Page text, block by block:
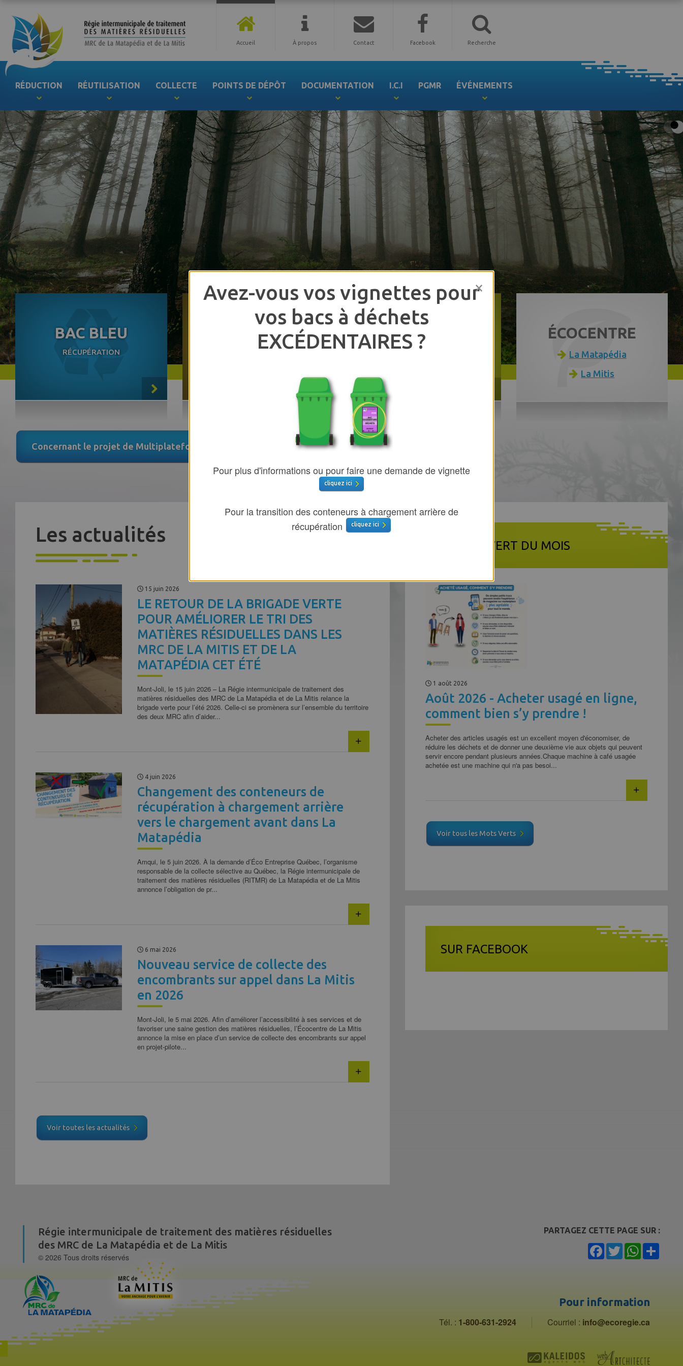
Accueil À propos Contact Facebook Recherche
RÉDUCTION RÉUTILISATION COLLECTE POINTS DE DÉPÔT DOCUMENTATION I.C.I PGMR ÉVÉNEMENTS
BAC BLEU
RÉCUPÉRATION
BAC BRUN
MATIÈRES ORGANIQUES
OUTIL D'AIDE AU
TRI
ÉCOCENTRE
La Matapédia
La Mitis
Concernant le projet de Multiplateforme de Saint-Moïse, cliquez ici
Les actualités
15 juin 2026
LE RETOUR DE LA BRIGADE VERTE
POUR AMÉLIORER LE TRI DES
MATIÈRES RÉSIDUELLES DANS LES
MRC DE LA MITIS ET DE LA
MATAPÉDIA CET ÉTÉ
Mont-Joli, le 15 juin 2026 – La Régie intermunicipale de traitement des
matières résiduelles des MRC de La Matapédia et de La Mitis relance la
brigade verte pour l’été 2026. Celle-ci se promènera sur l’ensemble du territoire
des deux MRC afin d’aider...
4 juin 2026
Changement des conteneurs de
récupération à chargement arrière
vers le chargement avant dans La
Matapédia
Amqui, le 5 juin 2026. À la demande d’Éco Entreprise Québec, l’organisme
responsable de la collecte sélective au Québec, la Régie intermunicipale de
traitement des matières résiduelles (RITMR) de La Matapédia et de La Mitis
annonce l’obligation de pr...
6 mai 2026
Nouveau service de collecte des
encombrants sur appel dans La Mitis
en 2026
Mont-Joli, le 5 mai 2026. Afin d’améliorer l’accessibilité à ses services et de
favoriser une saine gestion des matières résiduelles, l’Écocentre de La Mitis
annonce la mise en place d’un service de collecte des encombrants sur appel
en projet-pilote...
Voir toutes les actualités
LE MOT VERT DU MOIS
1 août 2026
Août 2026 - Acheter usagé en ligne,
comment bien s’y prendre !
Acheter des articles usagés est un excellent moyen d'économiser, de
réduire les déchets et de donner une deuxième vie aux objets qui peuvent
servir encore pendant plusieurs années.Chaque machine à café usagée
achetée est une machine qui n'a pas besoi...
Voir tous les Mots Verts
SUR FACEBOOK
PARTAGEZ CETTE PAGE SUR :
Facebook
TwitterWhatsApp
Régie intermunicipale de traitement des matières résiduelles
des MRC de La Matapédia et de La Mitis
© 2026 Tous droits réservés
Pour information
Tél. : 1-800-631-2924 Courriel : info@ecoregie.ca
Avez-vous vos vignettes pour
vos bacs à déchets
EXCÉDENTAIRES ?
Pour plus d'informations ou pour faire une demande de vignette
cliquez ici
Pour la transition des conteneurs à chargement arrière de
récupération
cliquez ici
×